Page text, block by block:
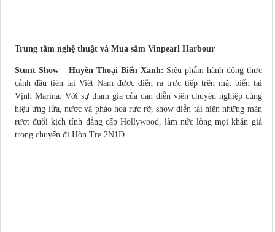
Trung tâm nghệ thuật và Mua sắm Vinpearl Harbour
Stunt Show – Huyền Thoại Biển Xanh: Siêu phẩm hành động thực
cảnh đầu tiên tại Việt Nam được diễn ra trực tiếp trên mặt biển tại
Vịnh Marina. Với sự tham gia của dàn diễn viên chuyên nghiệp cùng
hiệu ứng lửa, nước và pháo hoa rực rỡ, show diễn tái hiện những màn
rượt đuổi kịch tính đẳng cấp Hollywood, làm nức lòng mọi khán giả
trong chuyến đi Hòn Tre 2N1Đ.